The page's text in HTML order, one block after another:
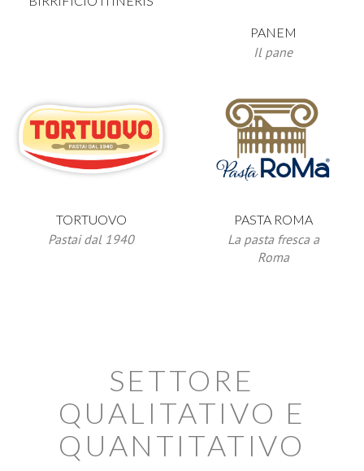
PANEM
Il pane
TORTUOVO
Pastai dal 1940
PASTA ROMA
La pasta fresca a
Roma
SETTORE
QUALITATIVO E
QUANTITATIVO